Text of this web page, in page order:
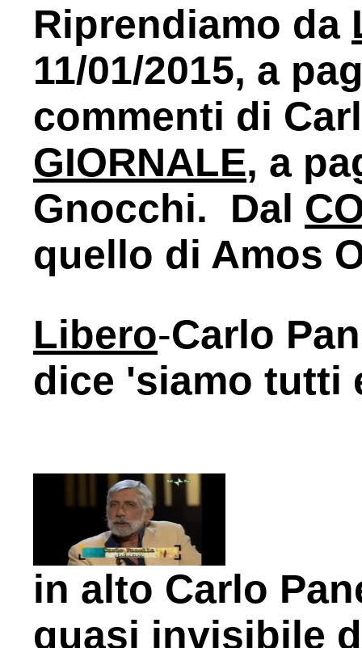
Riprendiamo da
11/01/2015, a
commenti di
GIORNALE, a
Gnocchi. Dal
quello di Amos
Libero-Carlo
dice 'siamo tutti
in alto Carlo
quasi invisibile